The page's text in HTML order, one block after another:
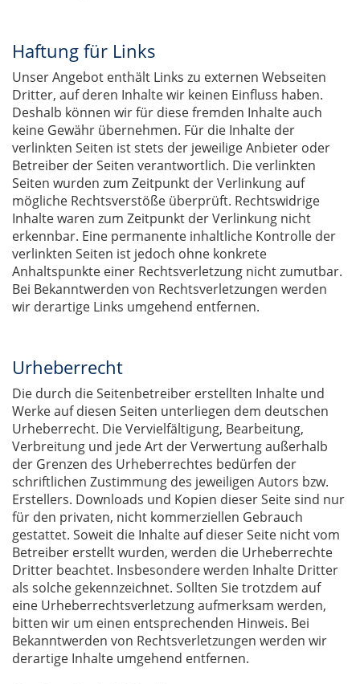
Haftung für Links
Unser Angebot enthält Links zu externen Webseiten
Dritter, auf deren Inhalte wir keinen Einfluss haben.
Deshalb können wir für diese fremden Inhalte auch
keine Gewähr übernehmen. Für die Inhalte der
verlinkten Seiten ist stets der jeweilige Anbieter oder
Betreiber der Seiten verantwortlich. Die verlinkten
Seiten wurden zum Zeitpunkt der Verlinkung auf
mögliche Rechtsverstöße überprüft. Rechtswidrige
Inhalte waren zum Zeitpunkt der Verlinkung nicht
erkennbar. Eine permanente inhaltliche Kontrolle der
verlinkten Seiten ist jedoch ohne konkrete
Anhaltspunkte einer Rechtsverletzung nicht zumutbar.
Bei Bekanntwerden von Rechtsverletzungen werden
wir derartige Links umgehend entfernen.
Urheberrecht
Die durch die Seitenbetreiber erstellten Inhalte und
Werke auf diesen Seiten unterliegen dem deutschen
Urheberrecht. Die Vervielfältigung, Bearbeitung,
Verbreitung und jede Art der Verwertung außerhalb
der Grenzen des Urheberrechtes bedürfen der
schriftlichen Zustimmung des jeweiligen Autors bzw.
Erstellers. Downloads und Kopien dieser Seite sind nur
für den privaten, nicht kommerziellen Gebrauch
gestattet. Soweit die Inhalte auf dieser Seite nicht vom
Betreiber erstellt wurden, werden die Urheberrechte
Dritter beachtet. Insbesondere werden Inhalte Dritter
als solche gekennzeichnet. Sollten Sie trotzdem auf
eine Urheberrechtsverletzung aufmerksam werden,
bitten wir um einen entsprechenden Hinweis. Bei
Bekanntwerden von Rechtsverletzungen werden wir
derartige Inhalte umgehend entfernen.